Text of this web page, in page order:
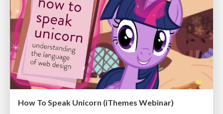
How To Speak Unicorn (iThemes Webinar)